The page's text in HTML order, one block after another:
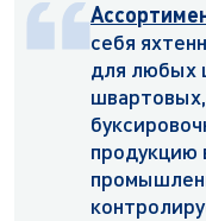
себя
для любых
продукцию